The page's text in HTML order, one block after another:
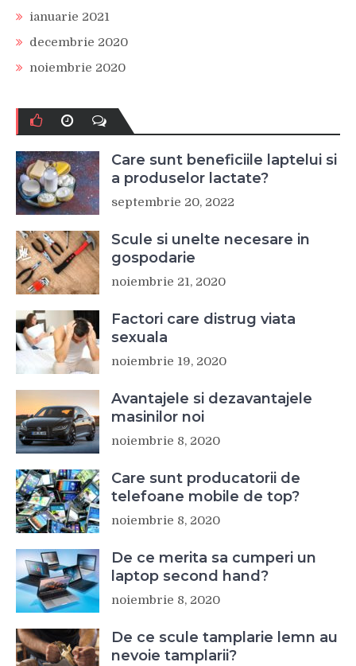
ianuarie 2021
decembrie 2020
noiembrie 2020
Care sunt beneficiile laptelui si
a produselor lactate?
septembrie 20, 2022
Scule si unelte necesare in
gospodarie
noiembrie 21, 2020
Factori care distrug viata
sexuala
noiembrie 19, 2020
Avantajele si dezavantajele
masinilor noi
noiembrie 8, 2020
Care sunt producatorii de
telefoane mobile de top?
noiembrie 8, 2020
De ce merita sa cumperi un
laptop second hand?
noiembrie 8, 2020
De ce scule tamplarie lemn au
nevoie tamplarii?